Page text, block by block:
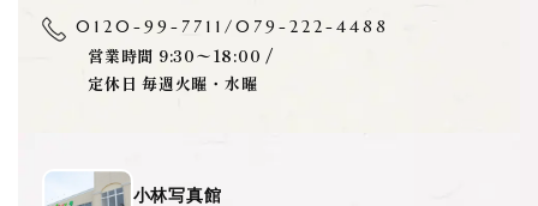
0120-99-7711 /079-222-4488
営業時間 9:30〜18:00 /
定休日 毎週火曜・水曜
小林写真館